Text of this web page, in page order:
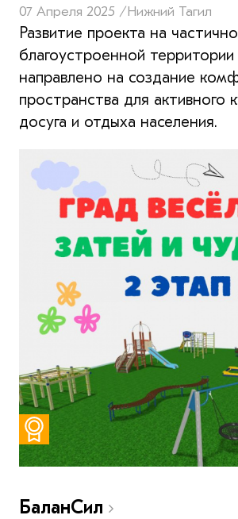
07 Апреля 2025 /Нижний Тагил
Развитие проекта на частично
благоустроенной
направлено на создание
пространства для активного
досуга и отдыха населения.
БаланСил